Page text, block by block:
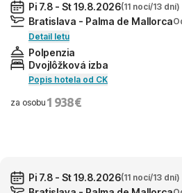
Pi 7.8 - St 19.8.2026(11 nocí/13 dní)
Bratislava - Palma de Mallorca
Detail letu
Polpenzia
Dvojlôžková izba
Popis hotela od CK
za osobu 1 938 €
Pi 7.8 - St 19.8.2026(11 nocí/13 dní)